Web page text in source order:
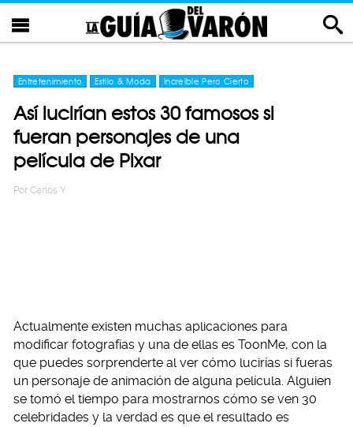
Entretenimiento Estilo & Moda Increíble Pero Cierto
Así lucirían estos 30 famosos si
fueran personajes de una
película de Pixar
Por Carlos Y
Actualmente existen muchas aplicaciones para
modificar fotografías y una de ellas es ToonMe, con la
que puedes sorprenderte al ver cómo lucirías si fueras
un personaje de animación de alguna película. Alguien
se tomó el tiempo para mostrarnos cómo se ven 30
celebridades y la verdad es que el resultado es